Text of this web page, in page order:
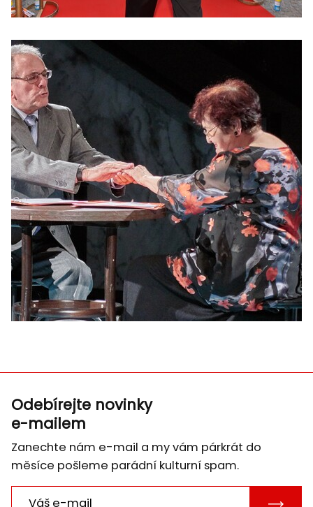
Odebírejte novinky
e-mailem
Zanechte nám e-mail a my vám párkrát do
měsíce pošleme parádní kulturní spam.